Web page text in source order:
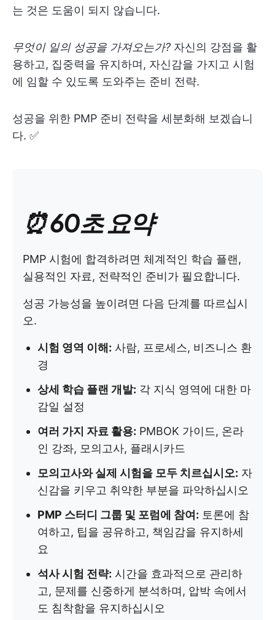
는 것은 도움이 되지 않습니다.
무엇이 일의 성공을 가져오는가? 자신의 강점을 활
용하고, 집중력을 유지하며, 자신감을 가지고 시험
에 임할 수 있도록 도와주는 준비 전략.
성공을 위한 PMP 준비 전략을 세분화해 보겠습니
다. ✅
⏰ 60초 요약
PMP 시험에 합격하려면 체계적인 학습 플랜,
실용적인 자료, 전략적인 준비가 필요합니다.
성공 가능성을 높이려면 다음 단계를 따르십시
오.
시험 영역 이해: 사람, 프로세스, 비즈니스 환
경
상세 학습 플랜 개발: 각 지식 영역에 대한 마
감일 설정
여러 가지 자료 활용: PMBOK 가이드, 온라
인 강좌, 모의고사, 플래시카드
모의고사와 실제 시험을 모두 치르십시오: 자
신감을 키우고 취약한 부분을 파악하십시오
PMP 스터디 그룹 및 포럼에 참여: 토론에 참
여하고, 팁을 공유하고, 책임감을 유지하세
요
석사 시험 전략: 시간을 효과적으로 관리하
고, 문제를 신중하게 분석하며, 압박 속에서
도 침착함을 유지하십시오